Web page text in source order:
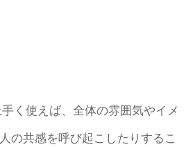
く使えば、全体の雰囲気やイメ
の共感を呼び起こしたりするこ